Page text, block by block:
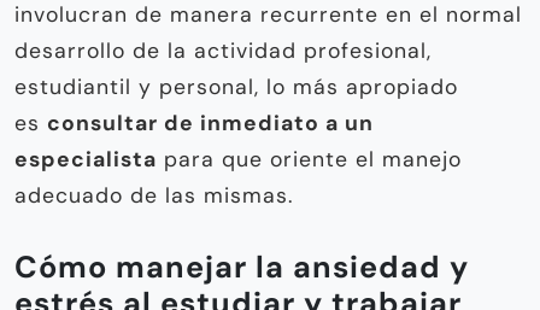
involucran de manera recurrente en el normal
desarrollo de la actividad profesional,
estudiantil y personal, lo más apropiado
es consultar de inmediato a un
especialista para que oriente el manejo
adecuado de las mismas.
Cómo manejar la ansiedad y